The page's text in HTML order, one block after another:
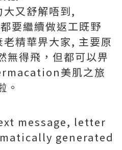
又舒解唔到,
要繼續做返工既野
精華畀大家, 主要原
無得飛，但都可以畀
美肌之旅
。